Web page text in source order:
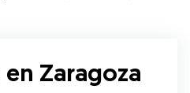
Zaragoza